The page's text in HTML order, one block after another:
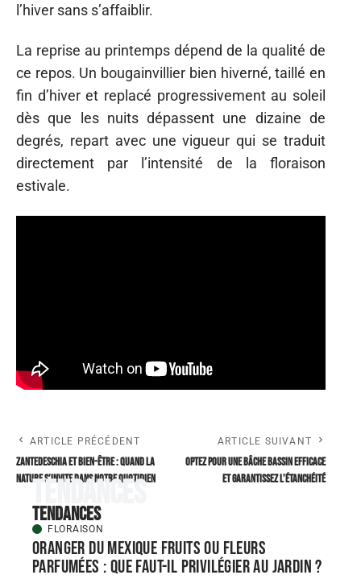
l’hiver sans s’affaiblir.
La reprise au printemps dépend de la qualité de
ce repos. Un bougainvillier bien hiverné, taillé en
fin d’hiver et replacé progressivement au soleil
dès que les nuits dépassent une dizaine de
degrés, repart avec une vigueur qui se traduit
directement par l’intensité de la floraison
estivale.
ARTICLE PRÉCÉDENT
Zantedeschia et bien-être : quand la
nature s’invite dans notre quotidien
ARTICLE SUIVANT
Optez pour une bâche bassin efficace
et garantissez l’étanchéité
Tendances
Tendances
FLORAISON
Oranger du Mexique fruits ou fleurs
parfumées : que faut-il privilégier au jardin ?